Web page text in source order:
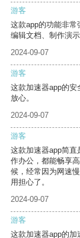
游客
这款app的功能非
编辑文档、制作演
2024-09-07
游客
这款加速器app的
放心。
2024-09-07
游客
这款加速器app简
作办公，都能畅享
候，经常因为网速
用担心了。
2024-09-07
游客
这款加速器app的